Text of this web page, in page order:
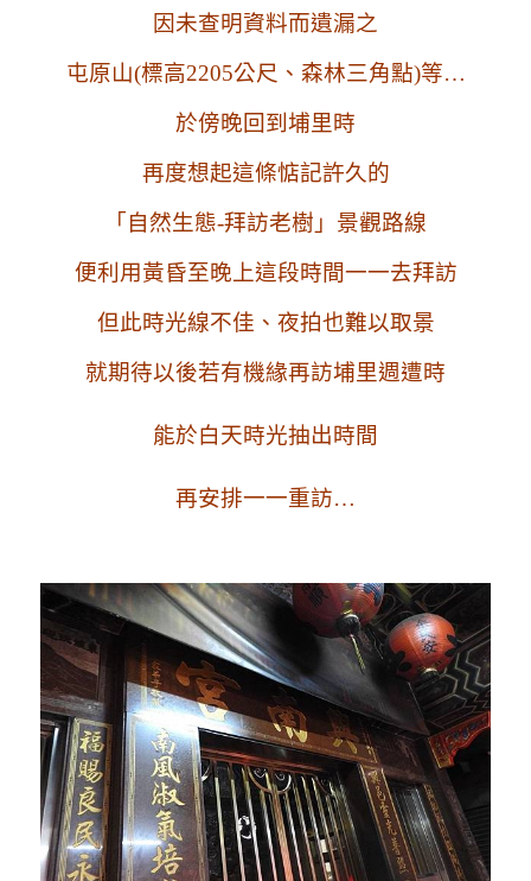
因未查明資料而遺漏之
屯原山(標高2205公尺、 森林三角點)等…
於傍晚回到埔里時
再度想起這條惦記許久的
「自然生態-拜訪老樹」景觀路線
便利用黃昏至晚上這段時間一一去拜訪
但此時光線不佳、夜拍也難以取景
就期待以後若有機緣再訪埔里週遭時
能於白天時光抽出時間
再安排一一重訪…